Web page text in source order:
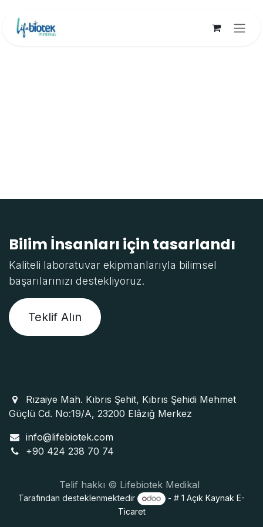
Bilim İnsanları için tasarlandı
Kaliteli laboratuvar ekipmanlarıyla bilimsel
başarılarınızı destekliyoruz.
Teklif Alın
Rızaiye Mah. Kıbrıs Şehit, Kıbrıs Şehidi Mehmet
Güçlü Cd. No:19/A, 23200 Elâzığ Merkez
info@lifebiotek.com
+90 424 238 70 74
Telif hakkı © Lifebiotek Medikal
Tarafından desteklenmektedir - # 1Açık Kaynak E-
Ticaret